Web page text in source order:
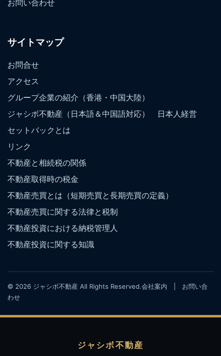
お問い合わせ
サイトマップ
お問合せ
アクセス
グループ企業の紹介（香港・中国大陸）
ジャシボ不動産（日本語＆中国語対応） 日本人経営
セットバックとは
リンク
不動産と相続税の関係
不動産取得時の税金
不動産売買とは（短期売買と長期売買の定義）
不動産売買に関する法律と税制
不動産投資における納税管理人
不動産投資に関する知識
© 2026 ジャシボ不動産 All Rights Reserved.会社案内
お問い合
わせ
ジャシボ不動産